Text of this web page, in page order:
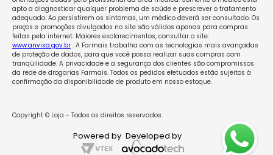
apto a diagnosticar qualquer problema de saúde e prescrever o tratamento
adequado. Ao persistirem os sintomas, um médico deverá ser consultado. Os
preços e promoções divulgados no site são válidos apenas para compras
feitas pela internet. Maiores esclarecimentos, consultar o site:
www.anvisa.gov.br. A Farmais trabalha com as tecnologias mais avançadas
de proteção de dados, para que você possa realizar suas compras com
tranqüilidade. A privacidade e a segurança dos clientes são compromissos
da rede de drogarias Farmais. Todos os pedidos efetuados estão sujeitos à
confirmação da disponibilidade de produto em nosso estoque.
Copyright © Loja - Todos os direitos reservados.
Powered by Developed by